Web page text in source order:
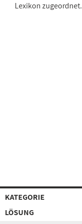
Lexikon zugeordnet.
KATEGORIE
LÖSUNG